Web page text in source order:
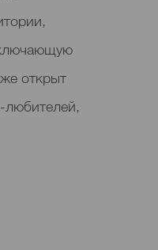
открыт
любителей,